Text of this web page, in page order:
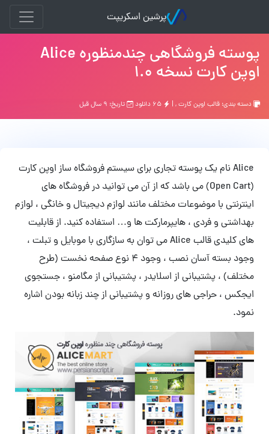
پرشین اسکریپت
پوسته فروشگاهی چندمنظوره Alice
اوپن کارت نسخه 1.0
دسته بندی: قالب اوپن کارت, | تاریخ: ۹ سال قبل
Alice نام یک پوسته تجاری برای سیستم فروشگاه ساز اوپن کارت
(Open Cart) می باشد که از آن می توانید در فروشگاه های
اینترنتی با موضوعات مختلف مانند لوازم دیجیتال و خانگی ، لوازم
بهداشتی و فردی ، هایپرمارکت ها و… استفاده کنید. از قابلیت
های کلیدی قالب Alice می توان به سازگاری با موبایل و تبلت ،
وجود بسته آسان نصب ، وجود 4 نوع صفحه نخست (طرح
مختلف) ، پشتیبانی از اسلایدر ، پشتیبانی از مگامنو ، جستجوی
ایجکس ، حراجی های روزانه و پشتیبانی از چند زبانه بودن اشاره
نمود.